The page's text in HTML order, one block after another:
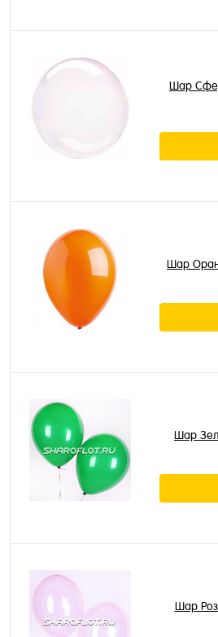
Шар
Шар
Шар
Шар